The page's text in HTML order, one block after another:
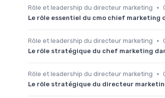
Rôle et leadership du directeur marketing •
Le rôle essentiel du cmo chief marketing
Rôle et leadership du directeur marketing •
Le rôle stratégique du chef marketing
Rôle et leadership du directeur marketing •
Le rôle stratégique du directeur